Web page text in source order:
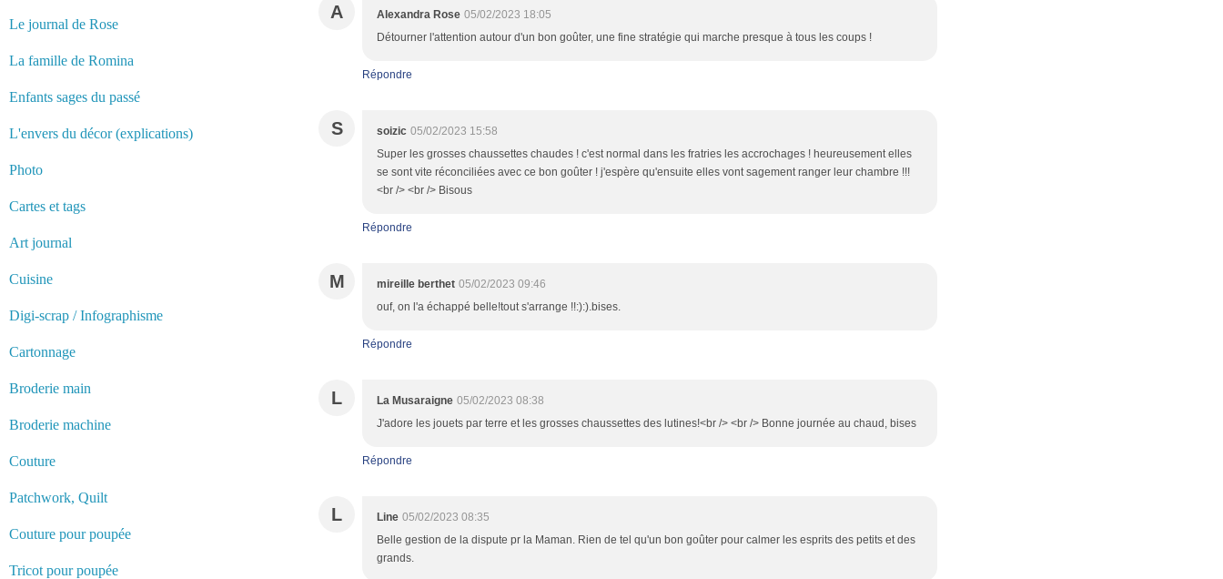
Le journal de Rose
La famille de Romina
Enfants sages du passé
L'envers du décor (explications)
Photo
Cartes et tags
Art journal
Cuisine
Digi-scrap / Infographisme
Cartonnage
Broderie main
Broderie machine
Couture
Patchwork, Quilt
Couture pour poupée
Tricot pour poupée
A Alexandra Rose 05/02/2023 18:05
Détourner l'attention autour d'un bon goûter, une fine stratégie qui marche presque à tous les coups !
Répondre
S soizic 05/02/2023 15:58
Super les grosses chaussettes chaudes ! c'est normal dans les fratries les accrochages ! heureusement elles
se sont vite réconciliées avec ce bon goûter ! j'espère qu'ensuite elles vont sagement ranger leur chambre !!!
<br /> <br /> Bisous
Répondre
M mireille berthet 05/02/2023 09:46
ouf, on l'a échappé belle!tout s'arrange !!:):).bises.
Répondre
L La Musaraigne 05/02/2023 08:38
J'adore les jouets par terre et les grosses chaussettes des lutines!<br /> <br /> Bonne journée au chaud, bises
Répondre
L Line 05/02/2023 08:35
Belle gestion de la dispute pr la Maman. Rien de tel qu'un bon goûter pour calmer les esprits des petits et des
grands.